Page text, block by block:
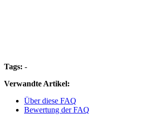
Tags: -
Verwandte Artikel:
Über diese FAQ
Bewertung der FAQ